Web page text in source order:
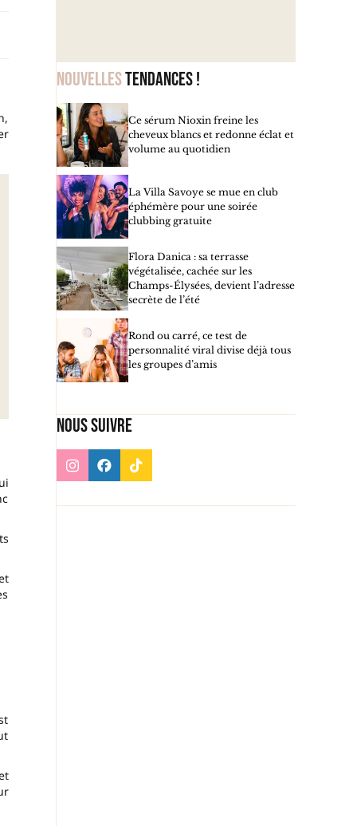
Nouvellestendances !
Ce sérum Nioxin freine les
cheveux blancs et redonne éclat et
volume au quotidien
La Villa Savoye se mue en club
éphémère pour une soirée
clubbing gratuite
Flora Danica : sa terrasse
végétalisée, cachée sur les
Champs-Élysées, devient l’adresse
secrète de l’été
Rond ou carré, ce test de
personnalité viral divise déjà tous
les groupes d’amis
Nous suivre